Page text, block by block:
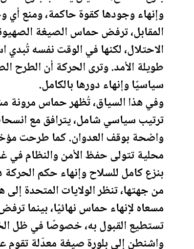
وإنهاء وجودها كقوة حاكمة، ومنع أي
المقابل، ترفض حماس الصيغة
الاحتلال، لكنها في الوقت نفسه تُبدي
طويلة الأمد. وترى الحركة أن الطرح
سياسيًا وإنهاء دورها بالكامل.
وفي هذا السياق، تُظهر حماس مرونة
ترتيب سياسي شامل، يترافق مع ان
واضحة بوقف العدوان. كما طرحت
محلية تتولى حفظ الأمن والنظام في
بنزع كامل للسلاح وإنهاء حكم
من جهتها، تنظرالولايات المتحدةإلى
مسعاه لإنهاء حماس نهائيًا، بينما
تستطيع القبول به، خصوصًا في ظل
واشنطن إلى بلورة صيغة معدّلة تقوم